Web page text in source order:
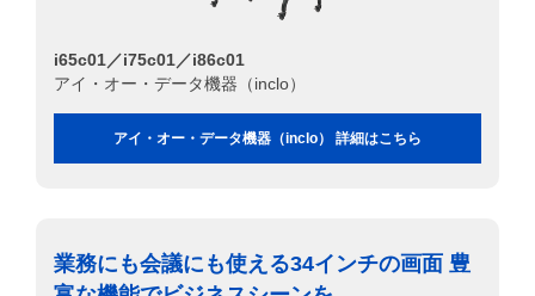
i65c01／i75c01／i86c01
アイ・オー・データ機器（inclo）
アイ・オー・データ機器（inclo） 詳細はこちら
業務にも会議にも使える34インチの画面 豊